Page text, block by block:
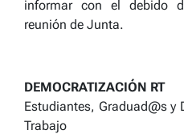
informar con el debido
reunión de Junta.
DEMOCRATIZACIÓN RT
Estudiantes, Graduad@s y
Trabajo